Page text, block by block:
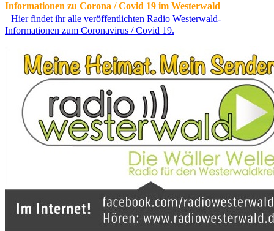
Informationen zu Corona / Covid 19 im Westerwald
Hier findet ihr alle veröffentlichten Radio Westerwald-
Informationen zum Coronavirus / Covid 19.